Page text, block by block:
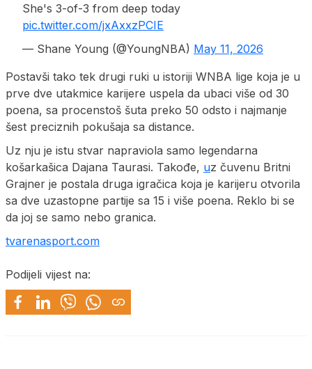
She's 3-of-3 from deep today
pic.twitter.com/jxAxxzPCIE
— Shane Young (@YoungNBA) May 11, 2026
Postavši tako tek drugi ruki u istoriji WNBA lige koja je u
prve dve utakmice karijere uspela da ubaci više od 30
poena, sa procenstoš šuta preko 50 odsto i najmanje
šest preciznih pokušaja sa distance.
Uz nju je istu stvar napraviola samo legendarna
košarkašica Dajana Taurasi. Takođe, uz čuvenu Britni
Grajner je postala druga igračica koja je karijeru otvorila
sa dve uzastopne partije sa 15 i više poena. Reklo bi se
da joj se samo nebo granica.
tvarenasport.com
Podijeli vijest na: